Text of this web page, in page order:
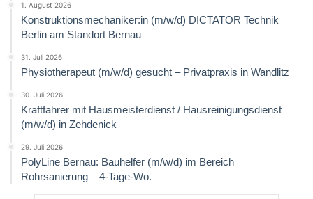
1. August 2026
Konstruktionsmechaniker:in (m/w/d) DICTATOR Technik
Berlin am Standort Bernau
31. Juli 2026
Physiotherapeut (m/w/d) gesucht – Privatpraxis in Wandlitz
30. Juli 2026
Kraftfahrer mit Hausmeisterdienst / Hausreinigungsdienst
(m/w/d) in Zehdenick
29. Juli 2026
PolyLine Bernau: Bauhelfer (m/w/d) im Bereich
Rohrsanierung – 4-Tage-Wo.